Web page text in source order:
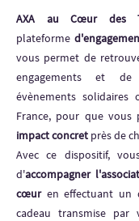
AXA au Cœur des
plateforme
vous permet de
engagements et
évènements solidaires
France, pour que vous
impact concret près de
Avec ce dispositif,
d'accompagner
cœuren effectuant un
cadeau transmise par